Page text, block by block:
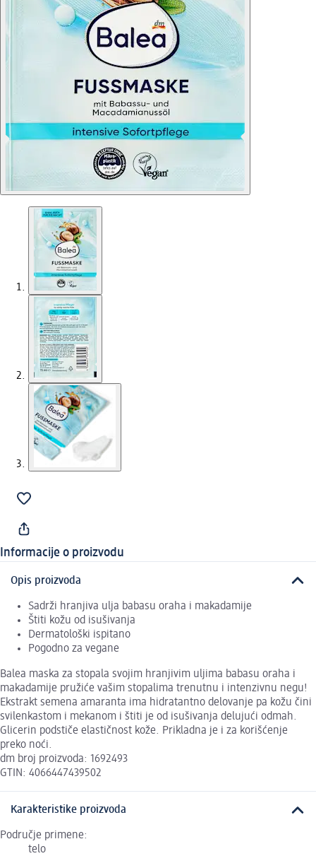
Informacije o proizvodu
Opis proizvoda
Sadrži hranjiva ulja babasu oraha i makadamije
Štiti kožu od isušivanja
Dermatološki ispitano
Pogodno za vegane
Balea maska za stopala svojim hranjivim uljima babasu oraha i
makadamije pružiće vašim stopalima trenutnu i intenzivnu negu!
Ekstrakt semena amaranta ima hidratantno delovanje pa kožu čini
svilenkastom i mekanom i štiti je od isušivanja delujući odmah.
Glicerin podstiče elastičnost kože. Prikladna je i za korišćenje
preko noći.
dm broj proizvoda: 1692493
GTIN: 4066447439502
Karakteristike proizvoda
Područje primene:
telo